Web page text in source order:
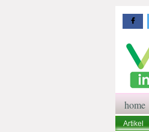
home
Artikel